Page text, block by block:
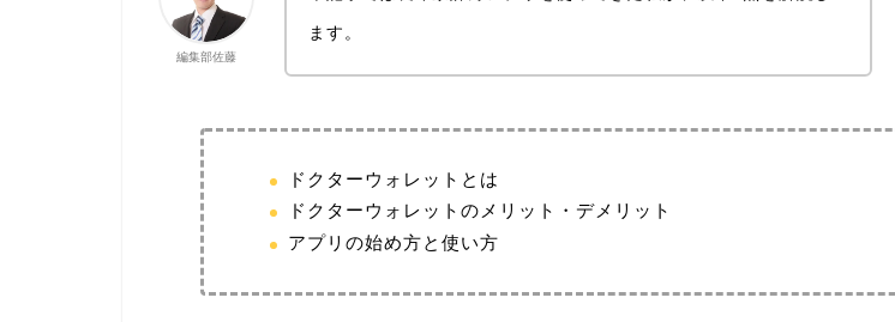
編集部佐藤
ます。
ドクターウォレットとは
ドクターウォレットのメリット・デメリット
アプリの始め方と使い方